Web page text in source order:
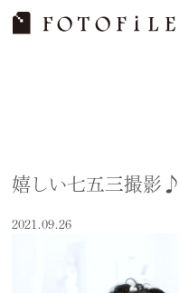
Skip
嬉しい七五三撮影♪
2021.09.26